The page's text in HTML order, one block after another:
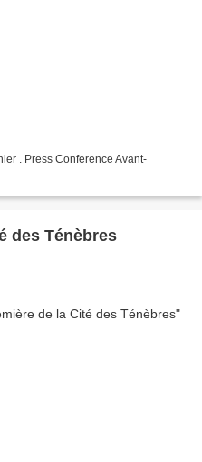
. Press Conference Avant-
des Ténèbres